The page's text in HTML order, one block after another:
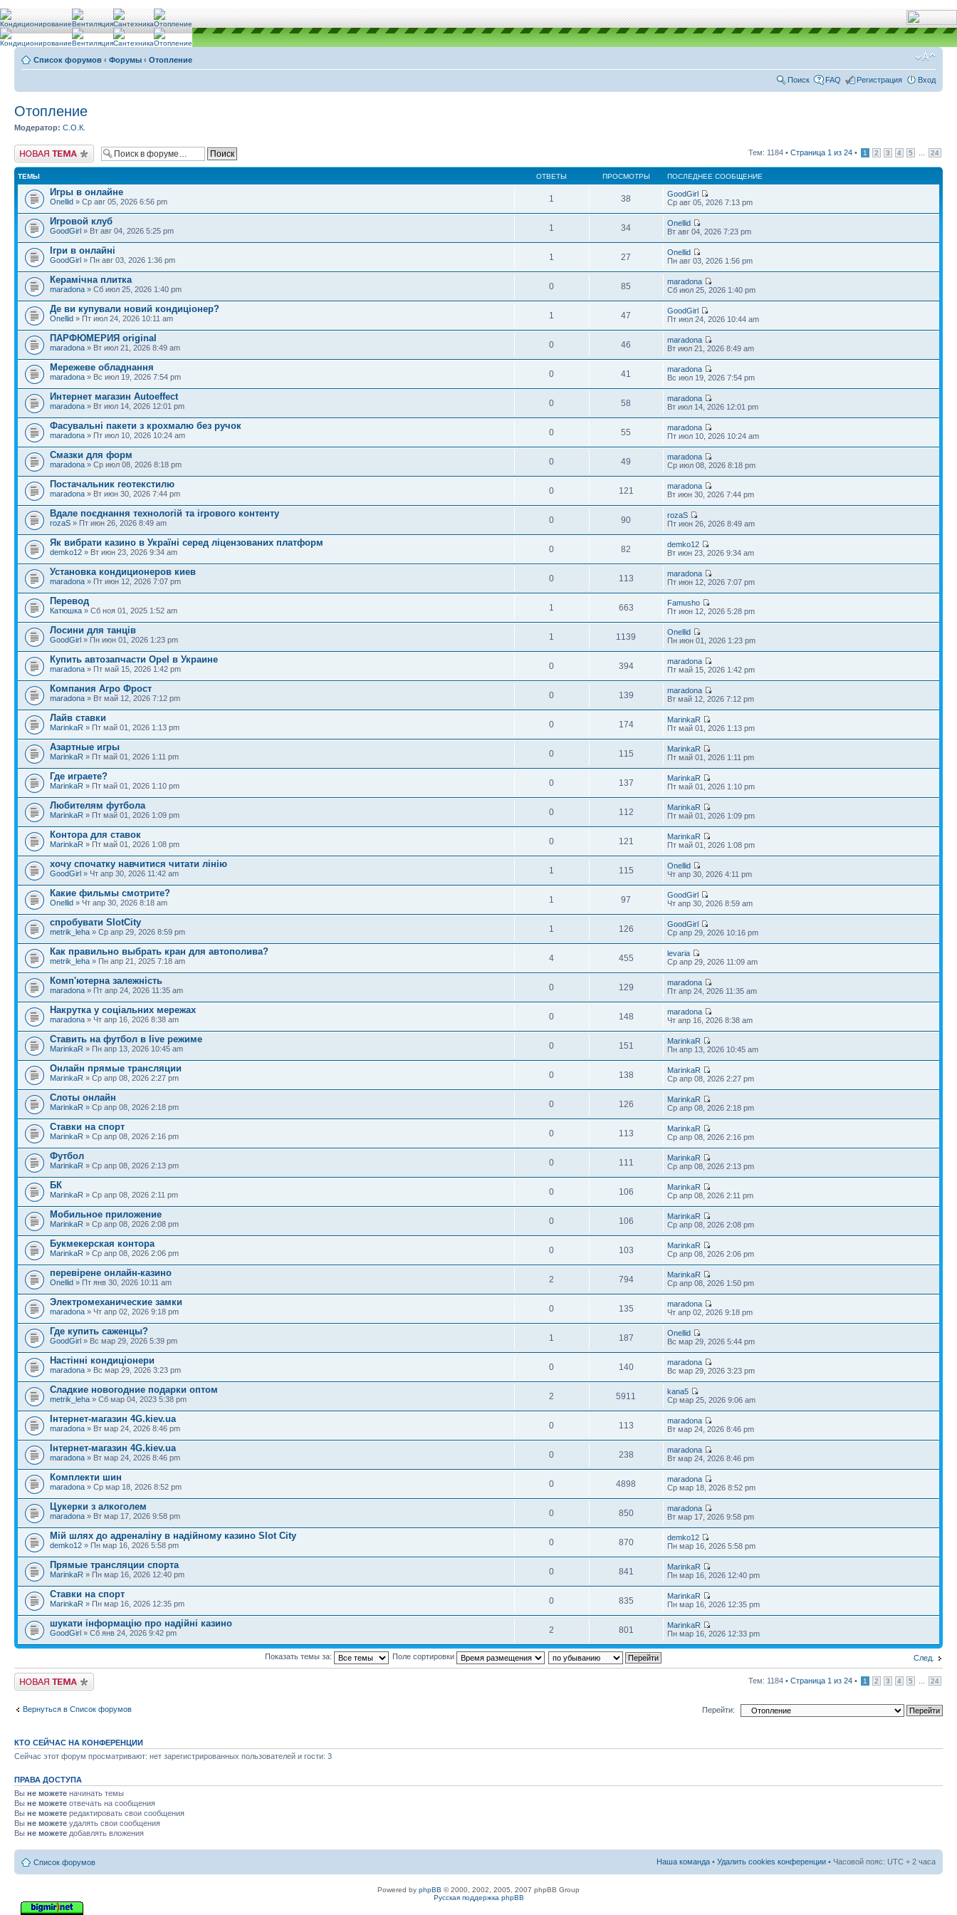
Список форумов ‹ Форумы ‹ Отопление
Поиск FAQ Регистрация Вход
Отопление
Модератор: С.О.К.
Новая тема Тем: 1184 • Страница 1 из 24 • 1 2 3 4 5 24
ТЕМЫ ОТВЕТЫ ПРОСМОТРЫ ПОСЛЕДНЕЕ СООБЩЕНИЕ
Игры в онлайне
Onellid » Ср авг 05, 2026 6:56 pm 1 38
GoodGirl
Ср авг 05, 2026 7:13 pm
Игровой клуб
GoodGirl » Вт авг 04, 2026 5:25 pm 1 34
Onellid
Вт авг 04, 2026 7:23 pm
Ігри в онлайні
GoodGirl » Пн авг 03, 2026 1:36 pm 1 27
Onellid
Пн авг 03, 2026 1:56 pm
Керамічна плитка
maradona » Сб июл 25, 2026 1:40 pm 0 85
maradona
Сб июл 25, 2026 1:40 pm
Де ви купували новий кондиціонер?
Onellid » Пт июл 24, 2026 10:11 am 1 47
GoodGirl
Пт июл 24, 2026 10:44 am
ПАРФЮМЕРИЯ original
maradona » Вт июл 21, 2026 8:49 am 0 46
maradona
Вт июл 21, 2026 8:49 am
Мережеве обладнання
maradona » Вс июл 19, 2026 7:54 pm 0 41
maradona
Вс июл 19, 2026 7:54 pm
Интернет магазин Autoeffect
maradona » Вт июл 14, 2026 12:01 pm 0 58
maradona
Вт июл 14, 2026 12:01 pm
Фасувальні пакети з крохмалю без ручок
maradona » Пт июл 10, 2026 10:24 am 0 55
maradona
Пт июл 10, 2026 10:24 am
Смазки для форм
maradona » Ср июл 08, 2026 8:18 pm 0 49
maradona
Ср июл 08, 2026 8:18 pm
Постачальник геотекстилю
maradona » Вт июн 30, 2026 7:44 pm 0 121
maradona
Вт июн 30, 2026 7:44 pm
Вдале поєднання технологій та ігрового контенту
rozaS » Пт июн 26, 2026 8:49 am 0 90
rozaS
Пт июн 26, 2026 8:49 am
Як вибрати казино в Україні серед ліцензованих платформ
demko12 » Вт июн 23, 2026 9:34 am 0 82
demko12
Вт июн 23, 2026 9:34 am
Установка кондиционеров киев
maradona » Пт июн 12, 2026 7:07 pm 0 113
maradona
Пт июн 12, 2026 7:07 pm
Перевод
Катюшка » Сб ноя 01, 2025 1:52 am 1 663
Famusho
Пт июн 12, 2026 5:28 pm
Лосини для танців
GoodGirl » Пн июн 01, 2026 1:23 pm 1 1139
Onellid
Пн июн 01, 2026 1:23 pm
Купить автозапчасти Opel в Украине
maradona » Пт май 15, 2026 1:42 pm 0 394
maradona
Пт май 15, 2026 1:42 pm
Компания Агро Фрост
maradona » Вт май 12, 2026 7:12 pm 0 139
maradona
Вт май 12, 2026 7:12 pm
Лайв ставки
MarinkaR » Пт май 01, 2026 1:13 pm 0 174
MarinkaR
Пт май 01, 2026 1:13 pm
Азартные игры
MarinkaR » Пт май 01, 2026 1:11 pm 0 115
MarinkaR
Пт май 01, 2026 1:11 pm
Где играете?
MarinkaR » Пт май 01, 2026 1:10 pm 0 137
MarinkaR
Пт май 01, 2026 1:10 pm
Любителям футбола
MarinkaR » Пт май 01, 2026 1:09 pm 0 112
MarinkaR
Пт май 01, 2026 1:09 pm
Контора для ставок
MarinkaR » Пт май 01, 2026 1:08 pm 0 121
MarinkaR
Пт май 01, 2026 1:08 pm
хочу спочатку навчитися читати лінію
GoodGirl » Чт апр 30, 2026 11:42 am 1 115
Onellid
Чт апр 30, 2026 4:11 pm
Какие фильмы смотрите?
Onellid » Чт апр 30, 2026 8:18 am 1 97
GoodGirl
Чт апр 30, 2026 8:59 am
спробувати SlotCity
metrik_leha » Ср апр 29, 2026 8:59 pm 1 126
GoodGirl
Ср апр 29, 2026 10:16 pm
Как правильно выбрать кран для автополива?
metrik_leha » Пн апр 21, 2025 7:18 am 4 455
levaria
Ср апр 29, 2026 11:09 am
Комп'ютерна залежність
maradona » Пт апр 24, 2026 11:35 am 0 129
maradona
Пт апр 24, 2026 11:35 am
Накрутка у соціальних мережах
maradona » Чт апр 16, 2026 8:38 am 0 148
maradona
Чт апр 16, 2026 8:38 am
Ставить на футбол в live режиме
MarinkaR » Пн апр 13, 2026 10:45 am 0 151
MarinkaR
Пн апр 13, 2026 10:45 am
Онлайн прямые трансляции
MarinkaR » Ср апр 08, 2026 2:27 pm 0 138
MarinkaR
Ср апр 08, 2026 2:27 pm
Слоты онлайн
MarinkaR » Ср апр 08, 2026 2:18 pm 0 126
MarinkaR
Ср апр 08, 2026 2:18 pm
Ставки на спорт
MarinkaR » Ср апр 08, 2026 2:16 pm 0 113
MarinkaR
Ср апр 08, 2026 2:16 pm
Футбол
MarinkaR » Ср апр 08, 2026 2:13 pm 0 111
MarinkaR
Ср апр 08, 2026 2:13 pm
БК
MarinkaR » Ср апр 08, 2026 2:11 pm 0 106
MarinkaR
Ср апр 08, 2026 2:11 pm
Мобильное приложение
MarinkaR » Ср апр 08, 2026 2:08 pm 0 106
MarinkaR
Ср апр 08, 2026 2:08 pm
Букмекерская контора
MarinkaR » Ср апр 08, 2026 2:06 pm 0 103
MarinkaR
Ср апр 08, 2026 2:06 pm
перевірене онлайн-казино
Onellid » Пт янв 30, 2026 10:11 am 2 794
MarinkaR
Ср апр 08, 2026 1:50 pm
Электромеханические замки
maradona » Чт апр 02, 2026 9:18 pm 0 135
maradona
Чт апр 02, 2026 9:18 pm
Где купить саженцы?
GoodGirl » Вс мар 29, 2026 5:39 pm 1 187
Onellid
Вс мар 29, 2026 5:44 pm
Настінні кондиціонери
maradona » Вс мар 29, 2026 3:23 pm 0 140
maradona
Вс мар 29, 2026 3:23 pm
Сладкие новогодние подарки оптом
metrik_leha » Сб мар 04, 2023 5:38 pm 2 5911
kana5
Ср мар 25, 2026 9:06 am
Інтернет-магазин 4G.kiev.ua
maradona » Вт мар 24, 2026 8:46 pm 0 113
maradona
Вт мар 24, 2026 8:46 pm
Інтернет-магазин 4G.kiev.ua
maradona » Вт мар 24, 2026 8:46 pm 0 238
maradona
Вт мар 24, 2026 8:46 pm
Комплекти шин
maradona » Ср мар 18, 2026 8:52 pm 0 4898
maradona
Ср мар 18, 2026 8:52 pm
Цукерки з алкоголем
maradona » Вт мар 17, 2026 9:58 pm 0 850
maradona
Вт мар 17, 2026 9:58 pm
Мій шлях до адреналіну в надійному казино Slot City
demko12 » Пн мар 16, 2026 5:58 pm 0 870
demko12
Пн мар 16, 2026 5:58 pm
Прямые трансляции спорта
MarinkaR » Пн мар 16, 2026 12:40 pm 0 841
MarinkaR
Пн мар 16, 2026 12:40 pm
Ставки на спорт
MarinkaR » Пн мар 16, 2026 12:35 pm 0 835
MarinkaR
Пн мар 16, 2026 12:35 pm
шукати інформацію про надійні казино
GoodGirl » Сб янв 24, 2026 9:42 pm 2 801
MarinkaR
Пн мар 16, 2026 12:33 pm
След.
Показать темы за: Поле сортировки
Новая тема Тем: 1184 • Страница 1 из 24 • 1 2 3 4 5 24
Вернуться в Список форумов Перейти:
КТО СЕЙЧАС НА КОНФЕРЕНЦИИ
Сейчас этот форум просматривают: нет зарегистрированных пользователей и гости: 3
ПРАВА ДОСТУПА
Вы не можете начинать темы
Вы не можете отвечать на сообщения
Вы не можете редактировать свои сообщения
Вы не можете удалять свои сообщения
Вы не можете добавлять вложения
Список форумов Наша команда • Удалить cookies конференции • Часовой пояс: UTC + 2 часа
Powered by phpBB © 2000, 2002, 2005, 2007 phpBB Group
Русская поддержка phpBB